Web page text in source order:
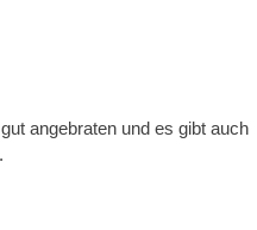
angebraten und es gibt auch